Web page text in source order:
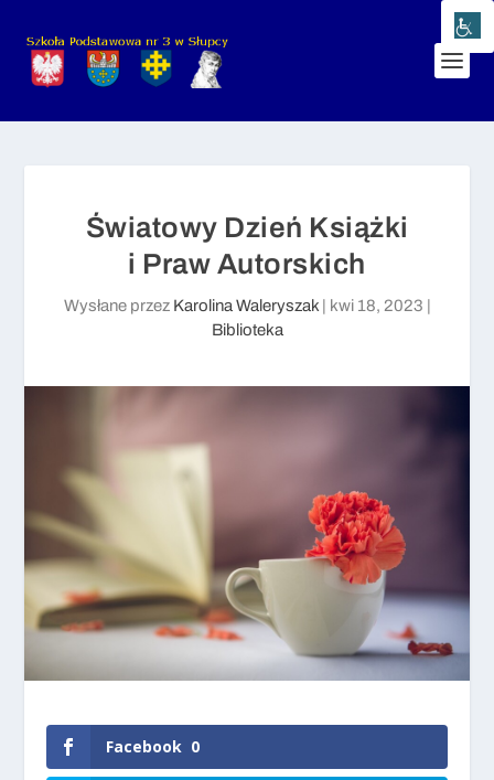
Światowy Dzień Książki
i Praw Autorskich
Wysłane przez Karolina Waleryszak| kwi 18, 2023
Biblioteka
Facebook 0